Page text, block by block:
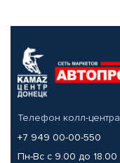
Телефон колл-центра
+7 949 00-00-550
Пн-Вс с 9.00 до 18.00